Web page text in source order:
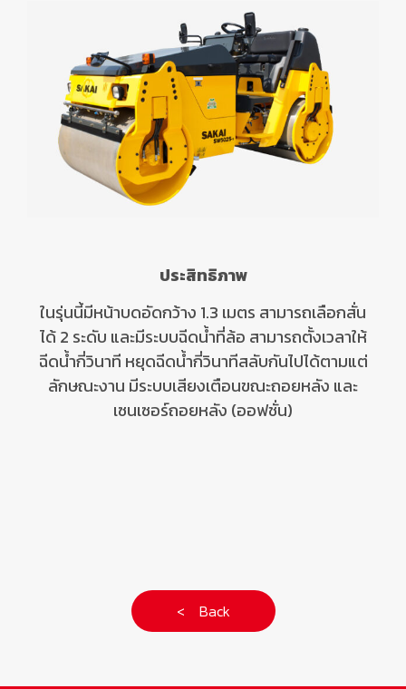
ประสิทธิภาพ
ในรุ่นนี้มีหน้าบดอัดกว้าง 1.3 เมตร สามารถเลือกสั่น
ได้ 2 ระดับ และมีระบบฉีดน้ำที่ล้อ สามารถตั้งเวลาให้
ฉีดน้ำกี่วินาที หยุดฉีดน้ำกี่วินาทีสลับกันไปได้ตามแต่
ลักษณะงาน มีระบบเสียงเตือนขณะถอยหลัง และ
เซนเซอร์ถอยหลัง (ออฟชั่น)
< Back